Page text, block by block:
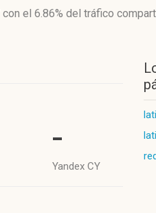
con el 6.86% del tráfico
-
Yandex CY